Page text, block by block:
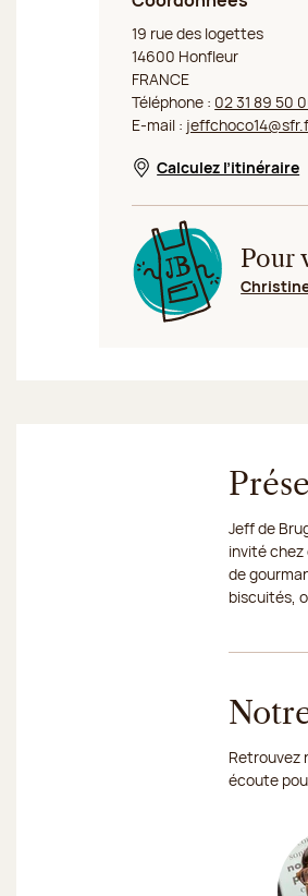
Jeff de Bruges Honfleur
19 rue des logettes
14600 Honfleur
FRANCE
Téléphone : 02 31 89 50
E-mail :
Nouvelle
Calculez l’itinéraire
Pour
Jeff de
invité chez
de
biscuités,
Retrouvez
écoute